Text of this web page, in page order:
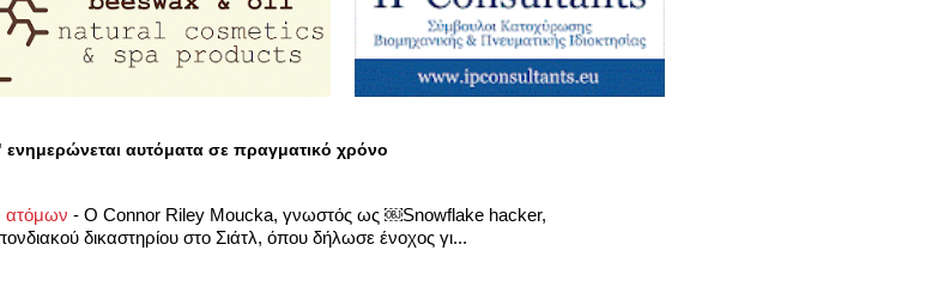
αυτόματα σε πραγματικό χρόνο
ατόμων - Ο Connor Riley Moucka, γνωστός ως ￼Snowflake hacker,
δικαστηρίου στο Σιάτλ, όπου δήλωσε ένοχος γι...